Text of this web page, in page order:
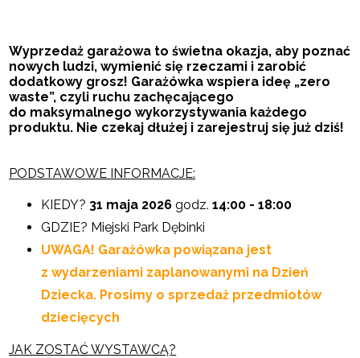
Wyprzedaż garażowa to świetna okazja, aby poznać
nowych ludzi, wymienić się rzeczami i zarobić
dodatkowy grosz! Garażówka wspiera ideę „zero
waste”, czyli ruchu zachęcającego
do maksymalnego wykorzystywania każdego
produktu. Nie czekaj dłużej i zarejestruj się już dziś!
PODSTAWOWE INFORMACJE:
KIEDY? 31 maja 2026 godz. 14:00 - 18:00
GDZIE? Miejski Park Dębinki
UWAGA! Garażówka powiązana jest
z wydarzeniami zaplanowanymi na Dzień
Dziecka. Prosimy o sprzedaż przedmiotów
dziecięcych
JAK ZOSTAĆ WYSTAWCĄ?